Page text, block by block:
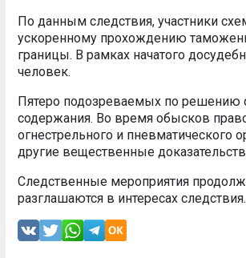
По данным следствия, участники
ускоренному прохождению
границы. В рамках начатого
человек.
Пятеро подозреваемых по
содержания. Во время обысков
огнестрельного и
другие вещественные
Следственные мероприятия
разглашаются в интересах следствия.